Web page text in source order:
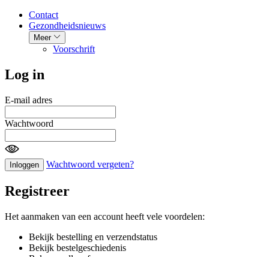
Contact
Gezondheidsnieuws
Meer
Voorschrift
Log in
E-mail adres
Wachtwoord
Inloggen Wachtwoord vergeten?
Registreer
Het aanmaken van een account heeft vele voordelen:
Bekijk bestelling en verzendstatus
Bekijk bestelgeschiedenis